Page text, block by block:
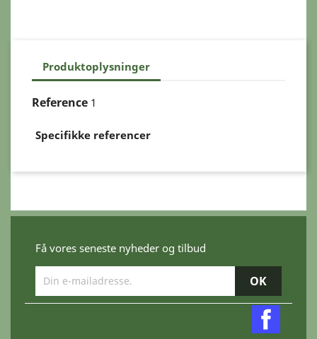
Produktoplysninger
Reference 1
Specifikke referencer
Få vores seneste nyheder og tilbud